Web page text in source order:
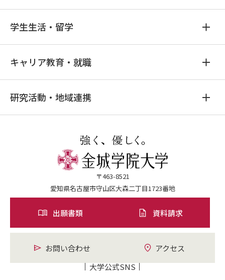
学生生活・留学
キャリア教育・就職
研究活動・地域連携
〒463-8521
愛知県名古屋市守山区大森二丁目1723番地
出願書類 資料請求
お問い合わせ
アクセス
大学公式SNS